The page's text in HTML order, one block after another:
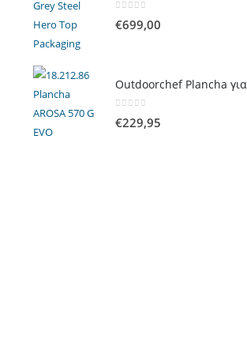
€699,00
€229,95